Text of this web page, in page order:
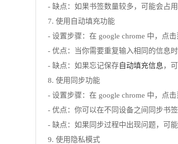
- 缺点：如果书签数量较多，可能会占用
7. 使用自动填充功能
- 设置步骤：在 google chrome 中，点
- 优点：当你需要重复输入相同的信息
- 缺点：如果忘记保存自动填充信息，
8. 使用同步功能
- 设置步骤：在 google chrome 中，点
- 优点：你可以在不同设备之间同步书
- 缺点：如果同步过程中出现问题，可能
9. 使用隐私模式